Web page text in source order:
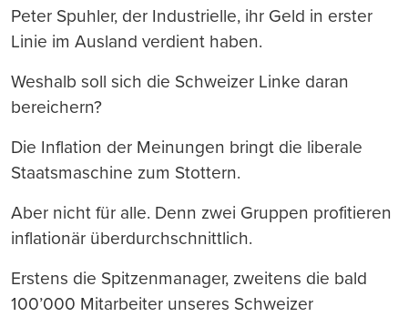
Peter Spuhler, der Industrielle, ihr Geld in erster
Linie im Ausland verdient haben.
Weshalb soll sich die Schweizer Linke daran
bereichern?
Die Inflation der Meinungen bringt die liberale
Staatsmaschine zum Stottern.
Aber nicht für alle. Denn zwei Gruppen profitieren
inflationär überdurchschnittlich.
Erstens die Spitzenmanager, zweitens die bald
100’000 Mitarbeiter unseres Schweizer